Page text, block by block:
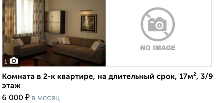
1
Комната в 2-к квартире, на длительный срок, 17м², 3/9
этаж
6 000 ₽ в месяц